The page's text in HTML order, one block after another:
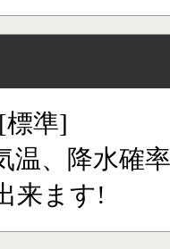
準]
温、降水確
来ます!